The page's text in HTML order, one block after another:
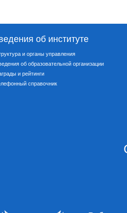
об институте
и органы управления
об образовательной организации
и рейтинги
справочник